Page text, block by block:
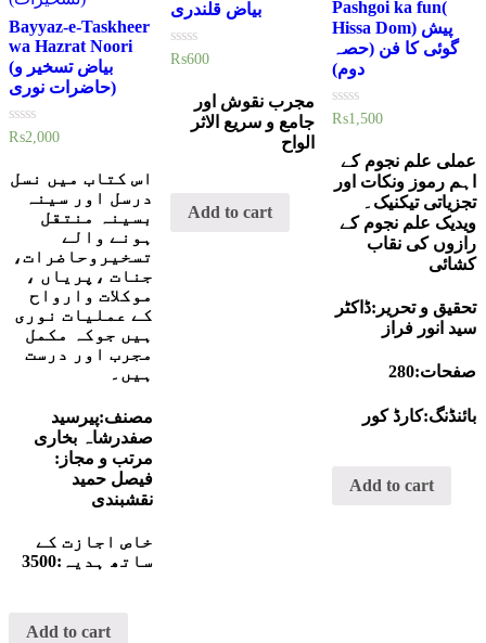
Bayyaz-e-Taskheer
wa Hazrat Noori
(بیاض تسخیر و
حاضرات نوری)
Rated
of
5
₨2,000
اس کتاب میں نسل
درسل اور سینہ
بسینہ منتقل
ہونے والے
تسخیروحاضرات،
جنات ، پریاں ،
موکلات وارواح
کے عملیات نوری
ہیں جوکہ مکمل
مجرب اور درست
ہیں۔
مصنف:پیرسید
صفدرشاہ بخاری
مرتب و مجاز:
فیصل حمید
نقشبندی
خاص اجازت کے
ساتھ ہدیہ:3500
Add to cart
بیاض قلندری
Rated
₨600
مجرب نقوش اور
جامع و سریع الاثر
الواح
Add to cart
Pashgoi ka fun(
Hissa Dom) پیش
گوئی کا فن (حصہ
دوم)
Rated
of
₨1,500
عملی علم نجوم کے
اہم رموز ونکات اور
تجزیاتی تیکنیک۔
ویدیک علم نجوم کے
رازوں کی نقاب
کشائی
تحقیق و تحریر:ڈاکٹر
سید انور فراز
صفحات:280
بائنڈنگ:کارڈ کور
Add to cart